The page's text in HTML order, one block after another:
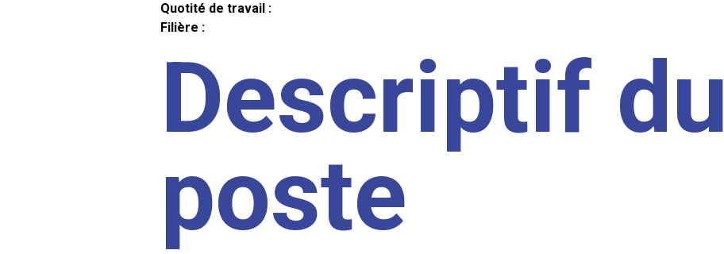
Quotité de travail :
Filière :
Descriptif du
poste